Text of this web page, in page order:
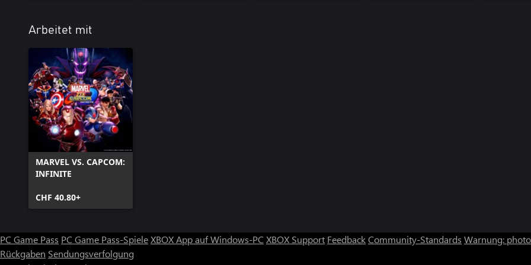
Arbeitet mit
MARVEL VS. CAPCOM:
INFINITE
CHF 40.80+
PC Game Pass PC Game Pass-SpieleXBOX App auf Windows-PC XBOX Support FeedbackCommunity-Standards Warnung:
Rückgaben Sendungsverfolgung